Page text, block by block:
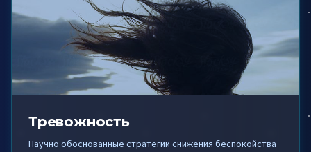
Тревожность
Научно обоснованные стратегии снижения беспокойства